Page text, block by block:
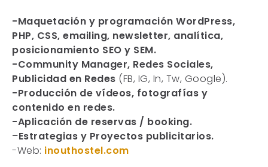
-Maquetación y programación WordPress,
PHP, CSS, emailing, newsletter, analítica,
posicionamiento SEO y SEM.
-Community Manager, Redes Sociales,
Publicidad en Redes (FB, IG, In, Tw, Google).
-Producción de vídeos, fotografías y
contenido en redes.
-Aplicación de reservas / booking.
–Estrategias y Proyectos publicitarios.
-Web: inouthostel.com